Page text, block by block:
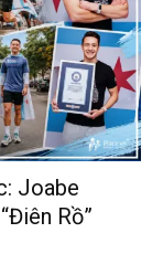
Joabe
Rồ”